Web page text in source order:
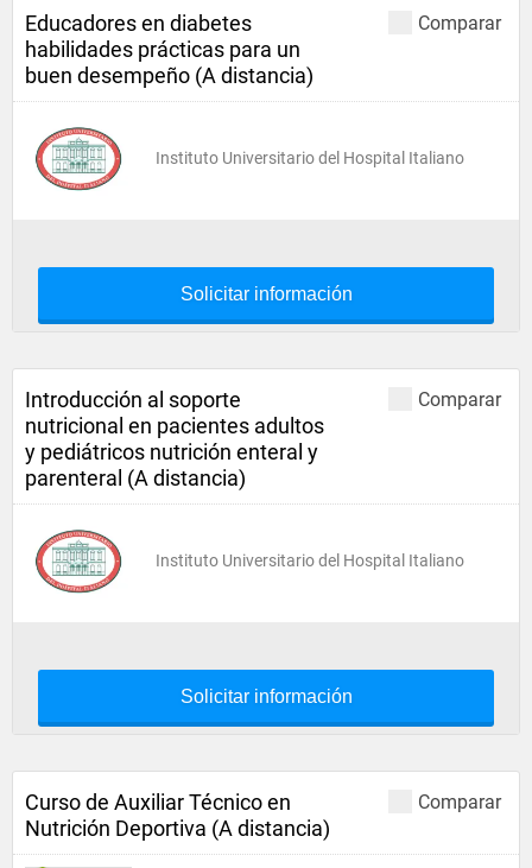
Comparar
Educadores en diabetes
habilidades prácticas para un
buen desempeño (A distancia)
Instituto Universitario del Hospital Italiano
Solicitar información
Comparar
Introducción al soporte
nutricional en pacientes adultos
y pediátricos nutrición enteral y
parenteral (A distancia)
Instituto Universitario del Hospital Italiano
Solicitar información
Comparar
Curso de Auxiliar Técnico en
Nutrición Deportiva (A distancia)